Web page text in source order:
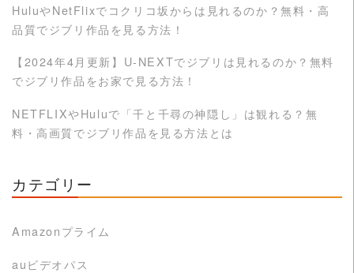
HuluやNetFlixでコクリコ坂からは見れるのか？無料・高
品質でジブリ作品を見る方法！
【2024年4月更新】U-NEXTでジブリは見れるのか？無料
でジブリ作品をお家で見る方法！
NETFLIXやHuluで「千と千尋の神隠し」は観れる？無
料・高画質でジブリ作品を見る方法とは
カテゴリー
Amazonプライム
auビデオパス